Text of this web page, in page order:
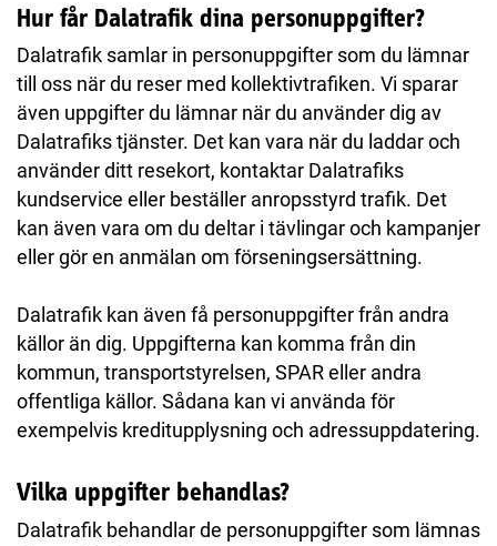
Hur får Dalatrafik dina personuppgifter?
Dalatrafik samlar in personuppgifter som du lämnar
till oss när du reser med kollektivtrafiken. Vi sparar
även uppgifter du lämnar när du använder dig av
Dalatrafiks tjänster. Det kan vara när du laddar och
använder ditt resekort, kontaktar Dalatrafiks
kundservice eller beställer anropsstyrd trafik. Det
kan även vara om du deltar i tävlingar och kampanjer
eller gör en anmälan om förseningsersättning.
Dalatrafik kan även få personuppgifter från andra
källor än dig. Uppgifterna kan komma från din
kommun, transportstyrelsen, SPAR eller andra
offentliga källor. Sådana kan vi använda för
exempelvis kreditupplysning och adressuppdatering.
Vilka uppgifter behandlas?
Dalatrafik behandlar de personuppgifter som lämnas